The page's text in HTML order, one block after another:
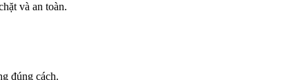
và an toàn.
đúng cách.